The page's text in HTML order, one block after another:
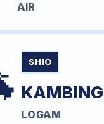
AIR
SHIO
KAMBING
LOGAM